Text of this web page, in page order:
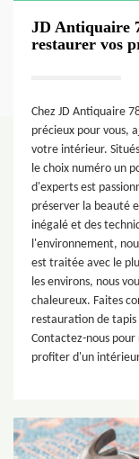
JD Antiquaire
restaurer vos
Chez JD Antiquaire
précieux pour vous,
votre intérieur.
le choix numéro un
d'experts est
préserver la beauté
inégalé et des
l'environnement,
est traitée avec le
les environs, nous
chaleureux. Faites
restauration de
Contactez-nous
profiter d'un